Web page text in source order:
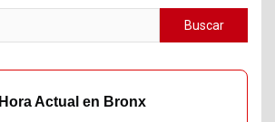
Hora Actual en Bronx